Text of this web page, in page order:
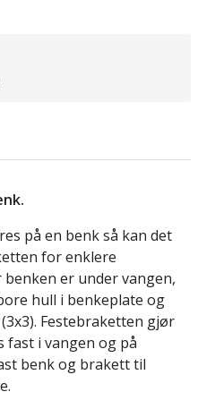
på en benk så kan det
for enklere
er under vangen,
hull i benkeplate og
Festebraketten gjør
fast i vangen og på
benk og brakett til